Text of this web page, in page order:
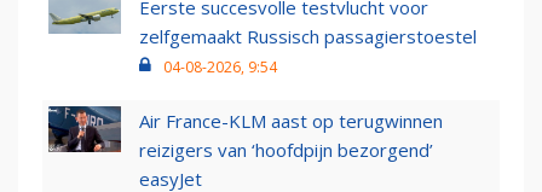
Eerste succesvolle testvlucht voor
zelfgemaakt Russisch passagierstoestel
04-08-2026, 9:54
Air France-KLM aast op terugwinnen
reizigers van ‘hoofdpijn bezorgend’
easyJet